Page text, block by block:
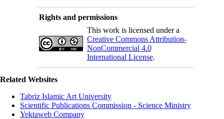
Rights and permissions
This work is licensed under a
Creative Commons Attribution-
NonCommercial 4.0
International License.
Related Websites
Tabriz Islamic Art University
Scientific Publications Commission - Science Ministry
Yektaweb Company